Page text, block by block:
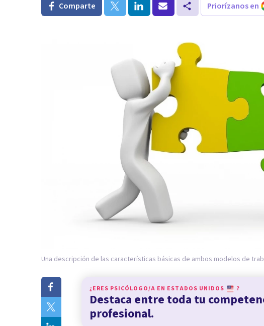
Comparte Priorízanos en
Una descripción de las características básicas de ambos modelos de
¿ERES PSICÓLOGO/A EN ESTADOS UNIDOS ?
Destaca entre toda tu
profesional.